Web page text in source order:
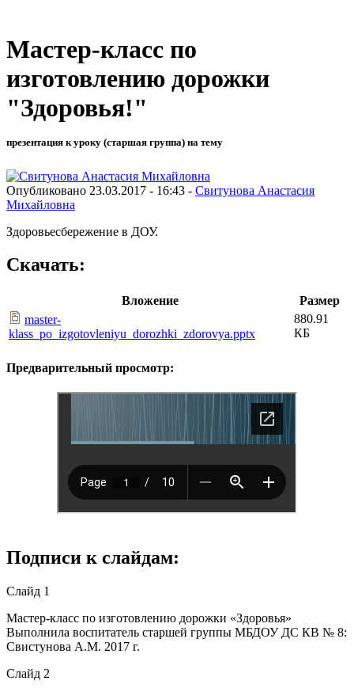
Мастер-класс по
изготовлению дорожки
"Здоровья!"
презентация к уроку (старшая группа) на тему
Опубликовано 23.03.2017 - 16:43 - Свитунова Анастасия
Михайловна
Здоровьесбережение в ДОУ.
Скачать:
Вложение
Размер
master-
klass_po_izgotovleniyu_dorozhki_zdorovya.pptx
880.91
КБ
Предварительный просмотр:
Подписи к слайдам:
Слайд 1
Мастер-класс по изготовлению дорожки «Здоровья»
Выполнила воспитатель старшей группы МБДОУ ДС КВ № 8:
Свистунова А.М. 2017 г.
Слайд 2